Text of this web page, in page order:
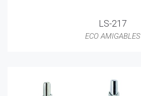
LS-217
ECO AMIGABLES